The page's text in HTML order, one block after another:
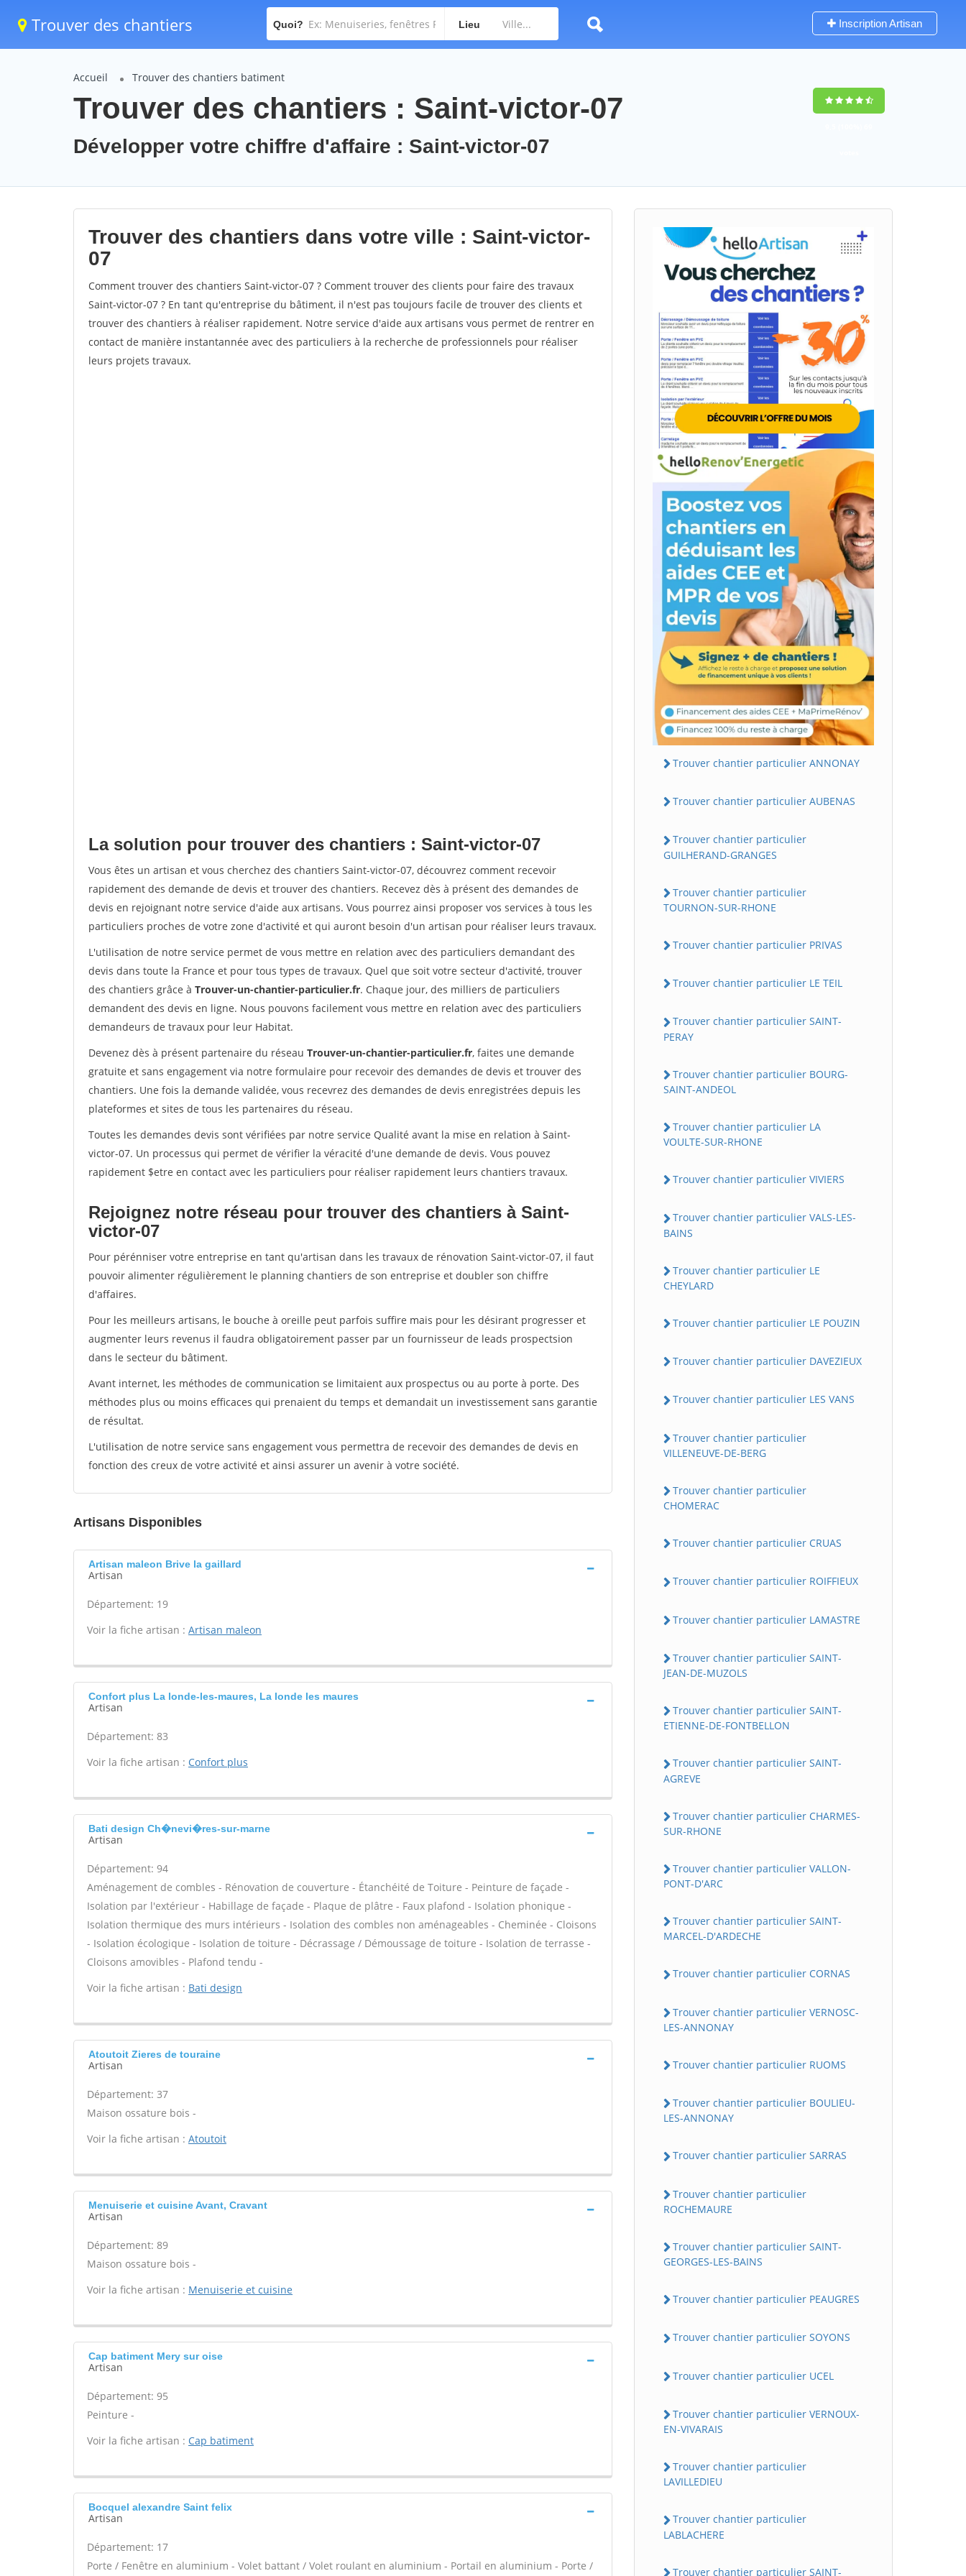
Trouver des chantiers Quoi? Lieu Inscription Artisan
Accueil Trouver des chantiers batiment
Trouver des chantiers : Saint-victor-07
Développer votre chiffre d'affaire : Saint-victor-07
Trouver des chantiers dans votre ville : Saint-victor-
07
Comment trouver des chantiers Saint-victor-07 ? Comment trouver des clients pour faire des travaux
Saint-victor-07 ? En tant qu'entreprise du bâtiment, il n'est pas toujours facile de trouver des clients et
trouver des chantiers à réaliser rapidement. Notre service d'aide aux artisans vous permet de rentrer en
contact de manière instantannée avec des particuliers à la recherche de professionnels pour réaliser
leurs projets travaux.
La solution pour trouver des chantiers : Saint-victor-07
Vous êtes un artisan et vous cherchez des chantiers Saint-victor-07, découvrez comment recevoir
rapidement des demande de devis et trouver des chantiers. Recevez dès à présent des demandes de
devis en rejoignant notre service d'aide aux artisans. Vous pourrez ainsi proposer vos services à tous les
particuliers proches de votre zone d'activité et qui auront besoin d'un artisan pour réaliser leurs travaux.
L'utilisation de notre service permet de vous mettre en relation avec des particuliers demandant des
devis dans toute la France et pour tous types de travaux. Quel que soit votre secteur d'activité, trouver
des chantiers grâce à Trouver-un-chantier-particulier.fr. Chaque jour, des milliers de particuliers
demandent des devis en ligne. Nous pouvons facilement vous mettre en relation avec des particuliers
demandeurs de travaux pour leur Habitat.
Devenez dès à présent partenaire du réseau Trouver-un-chantier-particulier.fr, faites une demande
gratuite et sans engagement via notre formulaire pour recevoir des demandes de devis et trouver des
chantiers. Une fois la demande validée, vous recevrez des demandes de devis enregistrées depuis les
plateformes et sites de tous les partenaires du réseau.
Toutes les demandes devis sont vérifiées par notre service Qualité avant la mise en relation à Saint-
victor-07. Un processus qui permet de vérifier la véracité d'une demande de devis. Vous pouvez
rapidement $etre en contact avec les particuliers pour réaliser rapidement leurs chantiers travaux.
Rejoignez notre réseau pour trouver des chantiers à Saint-
victor-07
Pour pérénniser votre entreprise en tant qu'artisan dans les travaux de rénovation Saint-victor-07, il faut
pouvoir alimenter régulièrement le planning chantiers de son entreprise et doubler son chiffre
d'affaires.
Pour les meilleurs artisans, le bouche à oreille peut parfois suffire mais pour les désirant progresser et
augmenter leurs revenus il faudra obligatoirement passer par un fournisseur de leads prospectsion
dans le secteur du bâtiment.
Avant internet, les méthodes de communication se limitaient aux prospectus ou au porte à porte. Des
méthodes plus ou moins efficaces qui prenaient du temps et demandait un investissement sans garantie
de résultat.
L'utilisation de notre service sans engagement vous permettra de recevoir des demandes de devis en
fonction des creux de votre activité et ainsi assurer un avenir à votre société.
Artisans Disponibles
Artisan maleon Brive la gaillard
Artisan
Département: 19
Voir la fiche artisan : Artisan maleon
Confort plus La londe-les-maures, La londe les maures
Artisan
Département: 83
Voir la fiche artisan : Confort plus
Bati design Ch�nevi�res-sur-marne
Artisan
Département: 94
Aménagement de combles - Rénovation de couverture - Étanchéité de Toiture - Peinture de façade -
Isolation par l'extérieur - Habillage de façade - Plaque de plâtre - Faux plafond - Isolation phonique -
Isolation thermique des murs intérieurs - Isolation des combles non aménageables - Cheminée - Cloisons
- Isolation écologique - Isolation de toiture - Décrassage / Démoussage de toiture - Isolation de terrasse -
Cloisons amovibles - Plafond tendu -
Voir la fiche artisan : Bati design
Atoutoit Zieres de touraine
Artisan
Département: 37
Maison ossature bois -
Voir la fiche artisan : Atoutoit
Menuiserie et cuisine Avant, Cravant
Artisan
Département: 89
Maison ossature bois -
Voir la fiche artisan : Menuiserie et cuisine
Cap batiment Mery sur oise
Artisan
Département: 95
Peinture -
Voir la fiche artisan : Cap batiment
Bocquel alexandre Saint felix
Artisan
Département: 17
Porte / Fenêtre en aluminium - Volet battant / Volet roulant en aluminium - Portail en aluminium - Porte /
Trouver chantier particulier ANNONAY
Trouver chantier particulier AUBENAS
Trouver chantier particulier
GUILHERAND-GRANGES
Trouver chantier particulier
TOURNON-SUR-RHONE
Trouver chantier particulier PRIVAS
Trouver chantier particulier LE TEIL
Trouver chantier particulier SAINT-
PERAY
Trouver chantier particulier BOURG-
SAINT-ANDEOL
Trouver chantier particulier LA
VOULTE-SUR-RHONE
Trouver chantier particulier VIVIERS
Trouver chantier particulier VALS-LES-
BAINS
Trouver chantier particulier LE
CHEYLARD
Trouver chantier particulier LE POUZIN
Trouver chantier particulier DAVEZIEUX
Trouver chantier particulier LES VANS
Trouver chantier particulier
VILLENEUVE-DE-BERG
Trouver chantier particulier
CHOMERAC
Trouver chantier particulier CRUAS
Trouver chantier particulier ROIFFIEUX
Trouver chantier particulier LAMASTRE
Trouver chantier particulier SAINT-
JEAN-DE-MUZOLS
Trouver chantier particulier SAINT-
ETIENNE-DE-FONTBELLON
Trouver chantier particulier SAINT-
AGREVE
Trouver chantier particulier CHARMES-
SUR-RHONE
Trouver chantier particulier VALLON-
PONT-D'ARC
Trouver chantier particulier SAINT-
MARCEL-D'ARDECHE
Trouver chantier particulier CORNAS
Trouver chantier particulier VERNOSC-
LES-ANNONAY
Trouver chantier particulier RUOMS
Trouver chantier particulier BOULIEU-
LES-ANNONAY
Trouver chantier particulier SARRAS
Trouver chantier particulier
ROCHEMAURE
Trouver chantier particulier SAINT-
GEORGES-LES-BAINS
Trouver chantier particulier PEAUGRES
Trouver chantier particulier SOYONS
Trouver chantier particulier UCEL
Trouver chantier particulier VERNOUX-
EN-VIVARAIS
Trouver chantier particulier
LAVILLEDIEU
Trouver chantier particulier
LABLACHERE
Trouver chantier particulier SAINT-